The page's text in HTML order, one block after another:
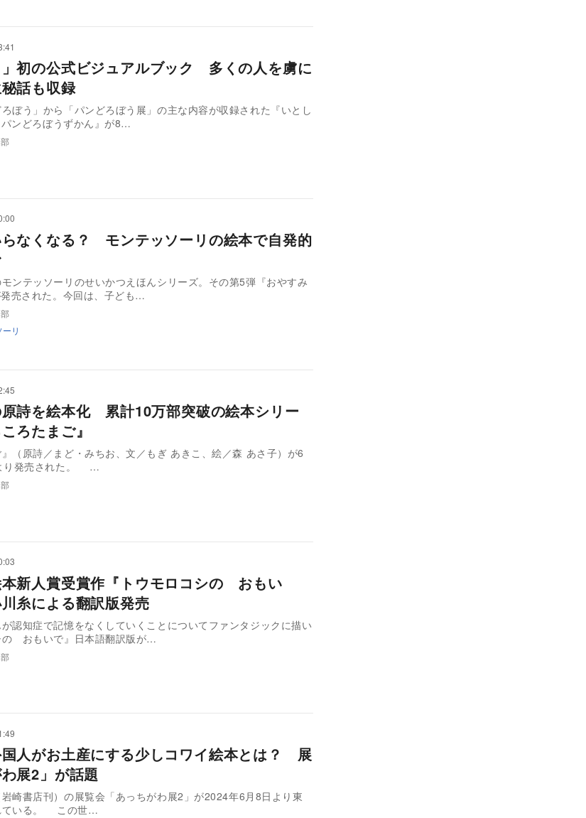
」初の公式ビジュアルブック 多くの人を虜に
話も収録
ぼう」から「パンどろぼう展」の主な内容が収録された『いとし
ンどろぼうずかん』が8…
なくなる？ モンテッソーリの絵本で自発的
ンテッソーリのせいかつえほんシリーズ。その第5弾『おやすみ
売された。今回は、子ども…
リ
原詩を絵本化 累計10万部突破の絵本シリー
ろたまご』
（原詩／まど・みちお、文／もぎ あきこ、絵／森 あさ子）が6
月27日に世界文化社より発売された。 …
新人賞受賞作『トウモロコシの おもい
糸による翻訳版発売
認知症で記憶をなくしていくことについてファンタジックに描い
の おもいで』日本語翻訳版が…
人がお土産にする少しコワイ絵本とは？ 展
展2」が話題
崎書店刊）の展覧会「あっちがわ展2」が2024年6月8日より東
京タワーにて開催されている。 この世…